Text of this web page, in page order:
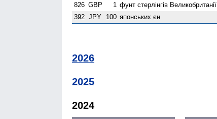
826 GBP 1 фунт стерлінгів Велико­британії
392 JPY 100 японських єн
2026
2025
2024